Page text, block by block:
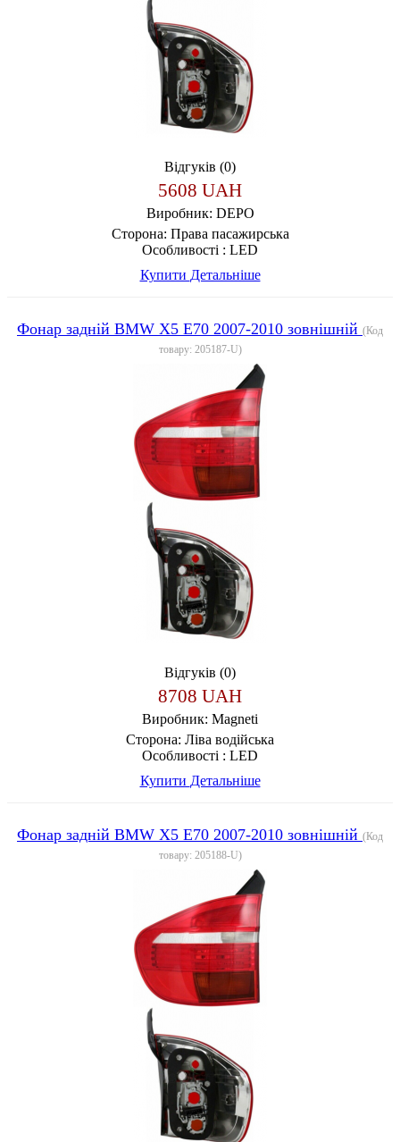
Відгуків (0)
5608 UAH
Виробник: DEPO
Сторона: Права пасажирська
Особливості : LED
Купити Детальніше
Фонар задній BMW X5 E70 2007-2010 зовнішній (Код
товару: 205187-U)
Відгуків (0)
8708 UAH
Виробник: Magneti
Сторона: Ліва водійська
Особливості : LED
Купити Детальніше
Фонар задній BMW X5 E70 2007-2010 зовнішній (Код
товару: 205188-U)